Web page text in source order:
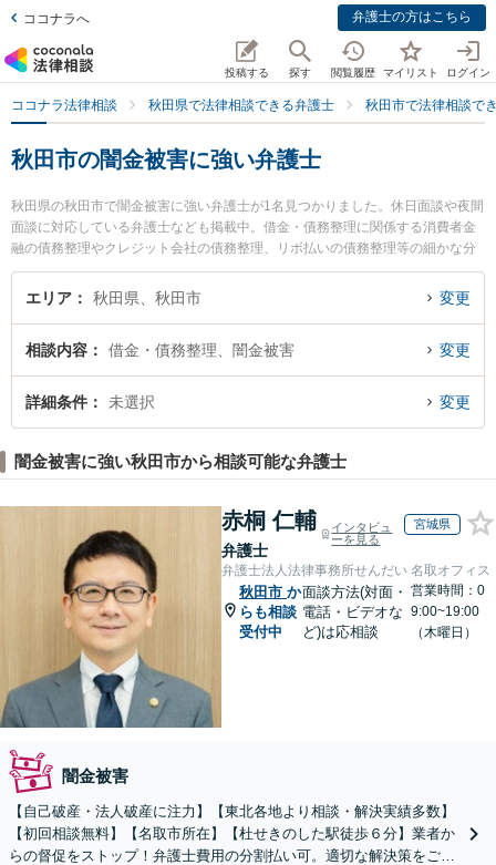
ココナラへ 弁護士の方はこちら
投稿する 探す 閲覧履歴 マイリスト ログイン
ココナラ法律相談 秋田県で法律相談できる弁護士 秋田市で法律相談で
秋田市の闇金被害に強い弁護士
秋田県の秋田市で闇金被害に強い弁護士が1名見つかりました。休日面談や夜間
面談に対応している弁護士なども掲載中。借金・債務整理に関係する消費者金
融の債務整理やクレジット会社の債務整理、リボ払いの債務整理等の細かな分
野での絞り込み検索もでき便利です。特に田中法律事務所の田中 伸顕弁護士の
プロフィール情報や弁護士費用、強みなどが注目されています。『秋田市で土
料で闇金被害を法律相談できる秋田市内の弁護士に相談予約したい』などでお
困りの相談者さんにおすすめです。
エリア 秋田県、秋田市 変更
相談内容 借金・債務整理、闇金被害 変更
詳細条件 未選択 変更
闇金被害に強い秋田市から相談可能な弁護士
赤桐 仁輔
弁護士
インタビュ
ーを見る
宮城県
弁護士法人法律事務所せんだい 名取オフィス
秋田市 か
らも相談
受付中
面談方法(対面・
電話・ビデオな
ど)は応相談
営業時間：0
9:00~19:00
（木曜日）
闇金被害
【自己破産・法人破産に注力】【東北各地より相談・解決実績多数】
【初回相談無料】【名取市所在】【杜せきのした駅徒歩６分】業者か
らの督促をストップ！弁護士費用の分割払い可。適切な解決策をご提